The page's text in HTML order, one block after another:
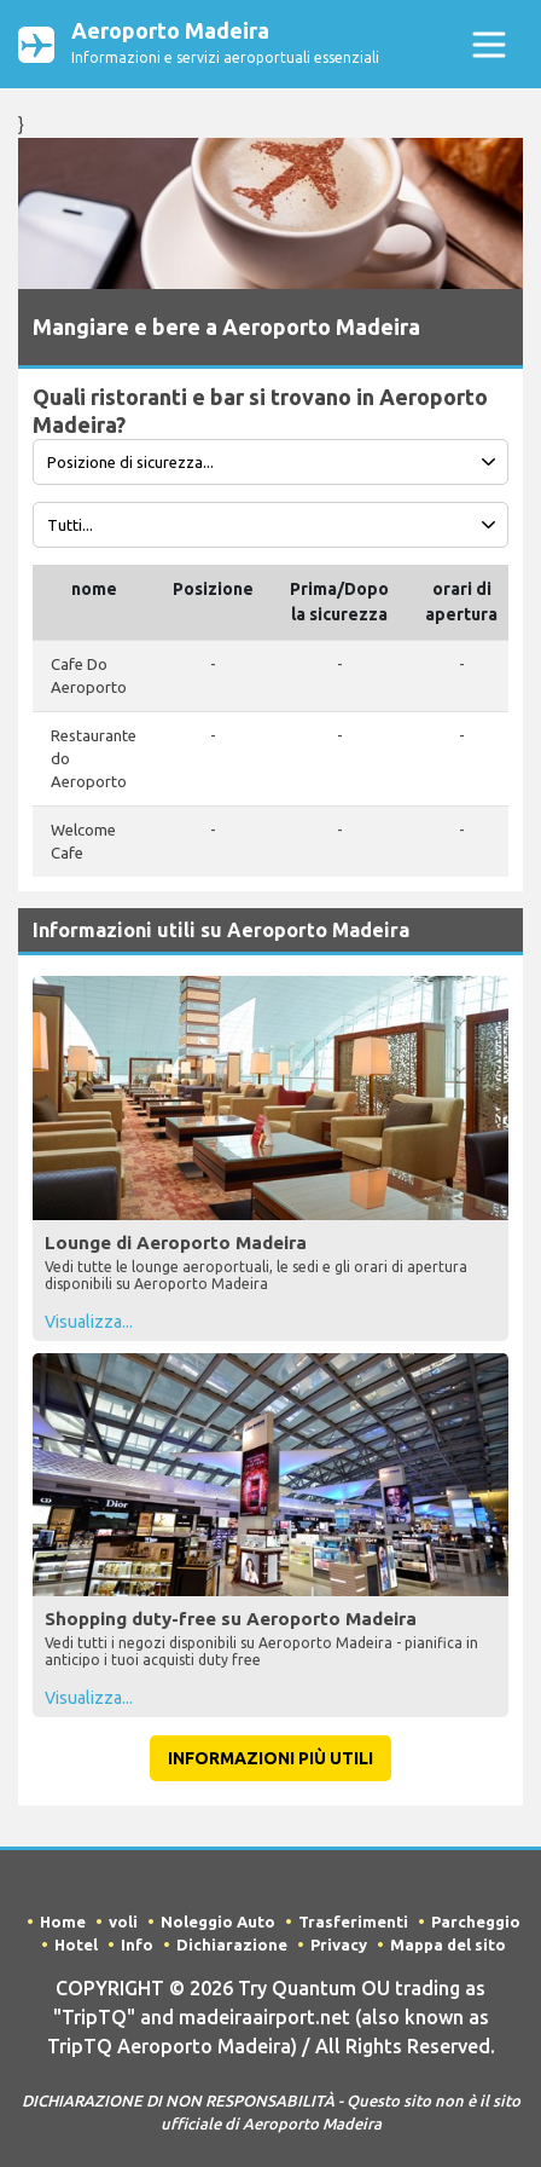
Aeroporto Madeira
Informazioni e servizi aeroportuali essenziali
}
Mangiare e bere a Aeroporto Madeira
Quali ristoranti e bar si trovano in Aeroporto
Madeira?
nome Posizione
Prima/Dopo
la sicurezza
orari di
apertura
Cafe Do
Aeroporto
- - -
Restaurante
do
Aeroporto
- - -
Welcome
Cafe
- - -
Informazioni utili su Aeroporto Madeira
Lounge di Aeroporto Madeira
Vedi tutte le lounge aeroportuali, le sedi e gli orari di apertura
disponibili su Aeroporto Madeira
Visualizza...
Shopping duty-free su Aeroporto Madeira
Vedi tutti i negozi disponibili su Aeroporto Madeira - pianifica in
anticipo i tuoi acquisti duty free
Visualizza...
INFORMAZIONI PIÙ UTILI
Home voli Noleggio Auto Trasferimenti
Parcheggio
Hotel
Info Dichiarazione Privacy Mappa del sito
COPYRIGHT © 2026 Try Quantum OU trading as
"TripTQ" and madeiraairport.net (also known as
TripTQ Aeroporto Madeira) / All Rights Reserved.
DICHIARAZIONE DI NON RESPONSABILITÀ - Questo sito non è il sito
ufficiale di Aeroporto Madeira